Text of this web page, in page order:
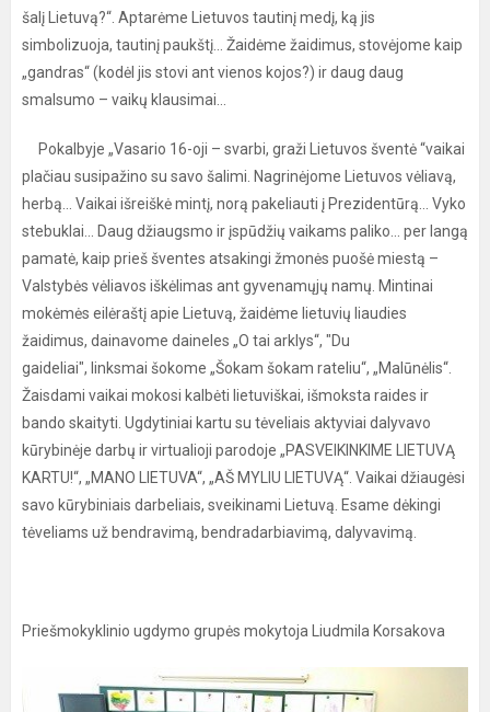
šalį Lietuvą?“. Aptarėme Lietuvos tautinį medį, ką jis
simbolizuoja, tautinį paukštį... Žaidėme žaidimus, stovėjome kaip
„gandras“ (kodėl jis stovi ant vienos kojos?) ir daug daug
smalsumo – vaikų klausimai...
Pokalbyje „Vasario 16-oji – svarbi, graži Lietuvos šventė “vaikai
plačiau susipažino su savo šalimi. Nagrinėjome Lietuvos vėliavą,
herbą... Vaikai išreiškė mintį, norą pakeliauti į Prezidentūrą... Vyko
stebuklai... Daug džiaugsmo ir įspūdžių vaikams paliko... per langą
pamatė, kaip prieš šventes atsakingi žmonės puošė miestą –
Valstybės vėliavos iškėlimas ant gyvenamųjų namų. Mintinai
mokėmės eilėraštį apie Lietuvą, žaidėme lietuvių liaudies
žaidimus, dainavome daineles „O tai arklys“, "Du
gaideliai", linksmai šokome „Šokam šokam rateliu“, „Malūnėlis“.
Žaisdami vaikai mokosi kalbėti lietuviškai, išmoksta raides ir
bando skaityti. Ugdytiniai kartu su tėveliais aktyviai dalyvavo
kūrybinėje darbų ir virtualioji parodoje „PASVEIKINKIME LIETUVĄ
KARTU!“, „MANO LIETUVA“, „AŠ MYLIU LIETUVĄ“. Vaikai džiaugėsi
savo kūrybiniais darbeliais, sveikinami Lietuvą. Esame dėkingi
tėveliams už bendravimą, bendradarbiavimą, dalyvavimą.
Priešmokyklinio ugdymo grupės mokytoja Liudmila Korsakova